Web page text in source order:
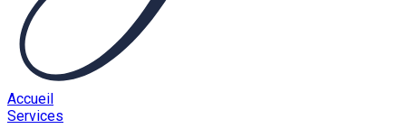
Accueil
Services